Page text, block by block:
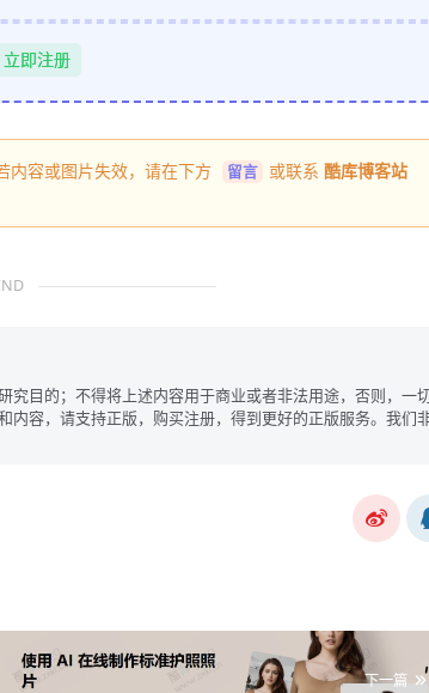
立即注册
内容或图片失效，请在下方 留言 或联系 酷库博客站
究目的；不得将上述内容用于商业或者非法用途，否则，一
内容，请支持正版，购买注册，得到更好的正版服务。我们
下一篇